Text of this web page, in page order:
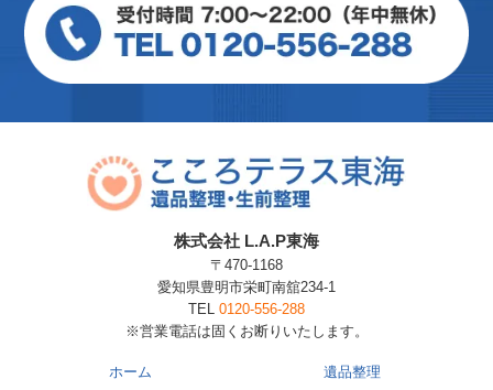
株式会社 L.A.P東海
〒470-1168
愛知県豊明市栄町南舘234-1
TEL 0120-556-288
※営業電話は固くお断りいたします。
ホーム
遺品整理